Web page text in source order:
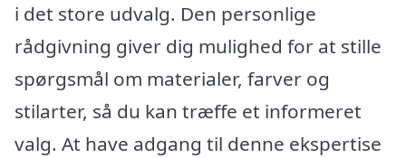
i det store udvalg. Den personlige
rådgivning giver dig mulighed for at stille
spørgsmål om materialer, farver og
stilarter, så du kan træffe et informeret
valg. At have adgang til denne ekspertise